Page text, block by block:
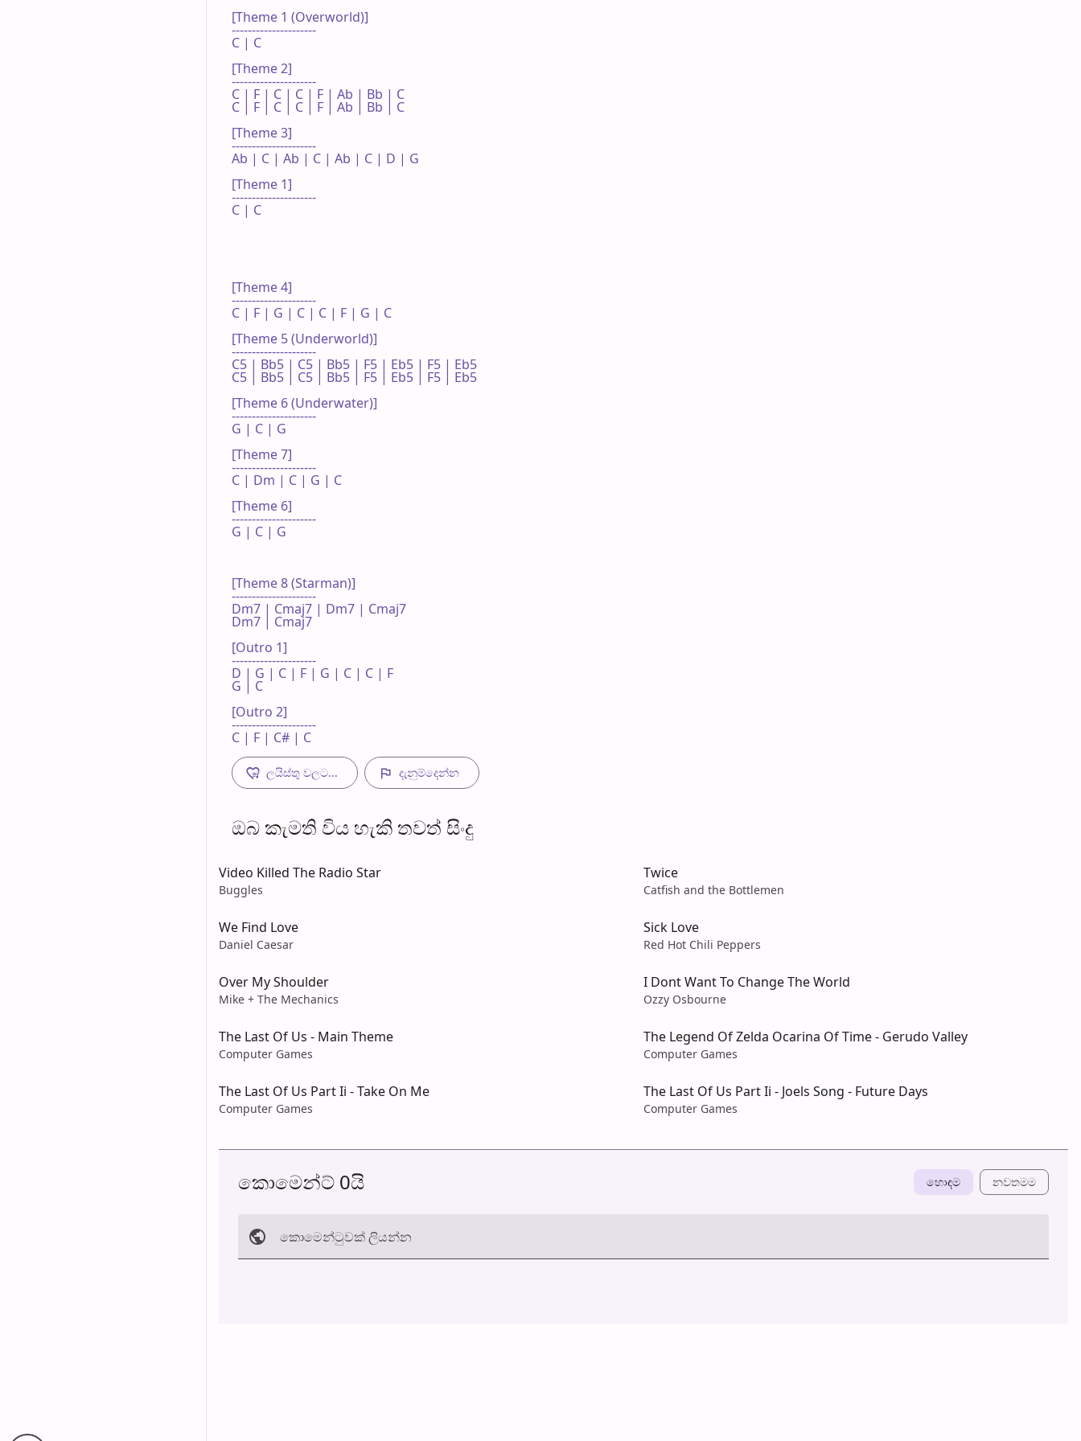
[Theme 1 (Overworld)]
---------------------
C | C
[Theme 2]
---------------------
C | F | C | C | F | Ab | Bb | C
C | F | C | C | F | Ab | Bb | C
[Theme 3]
---------------------
Ab | C | Ab | C | Ab | C | D | G
[Theme 1]
---------------------
C | C
[Theme 4]
---------------------
C | F | G | C | C | F | G | C
[Theme 5 (Underworld)]
---------------------
C5 | Bb5 | C5 | Bb5 | F5 | Eb5 | F5 | Eb5
C5 | Bb5 | C5 | Bb5 | F5 | Eb5 | F5 | Eb5
[Theme 6 (Underwater)]
---------------------
G | C | G
[Theme 7]
---------------------
C | Dm | C | G | C
[Theme 6]
---------------------
G | C | G
[Theme 8 (Starman)]
---------------------
Dm7 | Cmaj7 | Dm7 | Cmaj7
Dm7 | Cmaj7
[Outro 1]
---------------------
D | G | C | F | G | C | C | F
G | C
[Outro 2]
---------------------
C | F | C# | C
ලයිස්තු වලට... දැනුම්දෙන්​න
ඔබ කැමති විය හැ​කි තව​ත් සිංදු
Video Killed The Radio Star
Buggles
Twice
Catfish and the Bottlemen
We Find Love
Daniel Caesar
Sick Love
Red Hot Chili Peppers
Over My Shoulder
Mike + The Mechanics
I Dont Want To Change The World
Ozzy Osbourne
The Last Of Us - Main Theme
Computer Games
The Legend Of Zelda Ocarina Of Time - Gerudo Valley
Computer Games
The Last Of Us Part Ii - Take On Me
Computer Games
The Last Of Us Part Ii - Joels Song - Future Days
Computer Games
කොමෙන්ට් 0යි හොඳම නවත​මම
කොමෙන්ටුව​ක් ලියන්න